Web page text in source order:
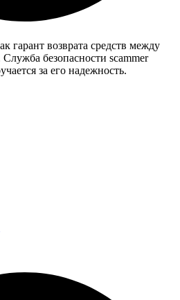
гарант возврата средств между
безопасности scammer
за его надежность.